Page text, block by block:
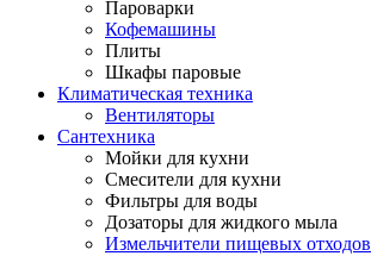
Пароварки
Кофемашины
Плиты
Шкафы паровые
Климатическая техника
Вентиляторы
Сантехника
Мойки для кухни
Смесители для кухни
Фильтры для воды
Дозаторы для жидкого мыла
Измельчители пищевых отходов